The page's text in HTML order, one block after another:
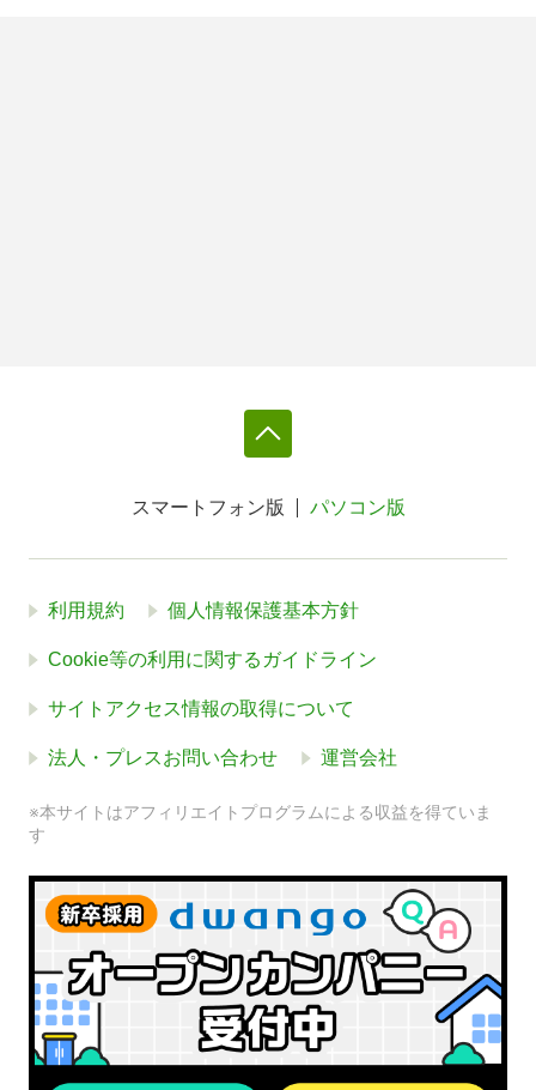
スマートフォン版 パソコン版
利用規約 個人情報保護基本方針
Cookie等の利用に関するガイドライン
サイトアクセス情報の取得について
法人・プレスお問い合わせ 運営会社
※本サイトはアフィリエイトプログラムによる収益を得ていま
す